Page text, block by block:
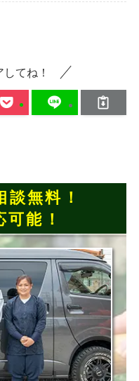
てね！
無料！
能！